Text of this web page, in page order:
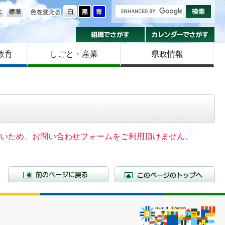
色を変える
大きさ
組織でさがす
育 しごと・産業 県政情報
ため、お問い合わせフォームをご利用頂けません。
前のページに戻る